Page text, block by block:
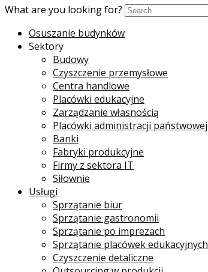
What are you looking for?
Osuszanie budynków
Sektory
Budowy
Czyszczenie przemysłowe
Centra handlowe
Placówki edukacyjne
Zarządzanie własnością
Placówki administracji państwowej
Banki
Fabryki produkcyjne
Firmy z sektora IT
Siłownie
Usługi
Sprzątanie biur
Sprzątanie gastronomii
Sprzątanie po imprezach
Sprzątanie placówek edukacyjnych
Czyszczenie detaliczne